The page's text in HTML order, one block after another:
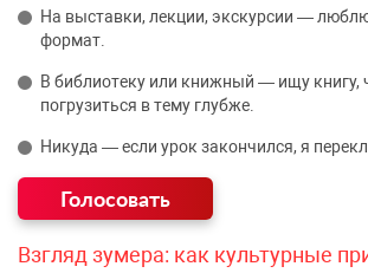
На выставки, лекции, экскурсии —
формат.
В библиотеку или книжный — ищу книгу,
погрузиться в тему глубже.
Никуда — если урок закончился, я
Взгляд зумера: как культурные